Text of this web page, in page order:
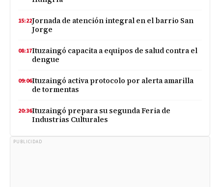
15:22Jornada de atención integral en el barrio San
Jorge
08:17Ituzaingó capacita a equipos de salud contra el
dengue
09:06Ituzaingó activa protocolo por alerta amarilla
de tormentas
20:36Ituzaingó prepara su segunda Feria de
Industrias Culturales
PUBLICIDAD